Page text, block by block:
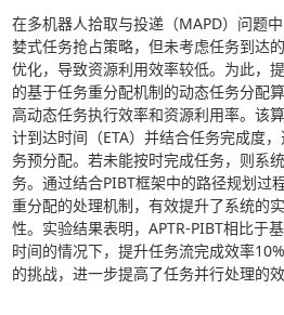
在多机器人拾取与投递（MAPD）问题
婪式任务抢占策略，但未考虑任务到达
优化，导致资源利用效率较低。为此，
的基于任务重分配机制的动态任务分配
高动态任务执行效率和资源利用率。该
计到达时间（ETA）并结合任务完成度
务预分配。若未能按时完成任务，则系
务。通过结合PIBT框架中的路径规划过
重分配的处理机制，有效提升了系统的
性。实验结果表明，APTR-PIBT相比于
时间的情况下，提升任务流完成效率
的挑战，进一步提高了任务并行处理的效